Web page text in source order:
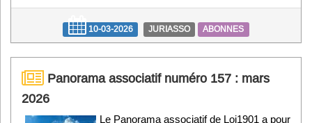
10-03-2026 JURIASSO ABONNES
Panorama associatif numéro 157 : mars
2026
Le Panorama associatif de Loi1901 a pour